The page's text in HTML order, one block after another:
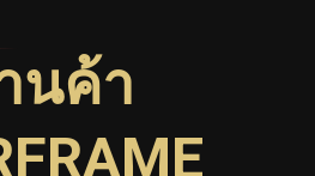
นค้า